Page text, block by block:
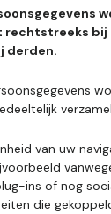
rechtstreeks bij
derden.
van uw
ins of nog
die